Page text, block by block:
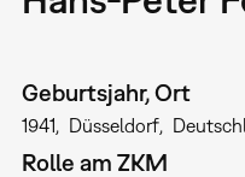
Geburtsjahr, Ort
1941 Düsseldorf
Rolle am ZKM